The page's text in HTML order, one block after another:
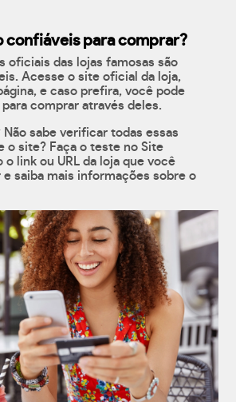
confiáveis para comprar?
oficiais das lojas famosas são
Acesse o site oficial da loja,
e caso prefira, você pode
comprar através deles.
sabe verificar todas essas
o site? Faça o teste no Site
link ou URL da loja que você
saiba mais informações sobre o